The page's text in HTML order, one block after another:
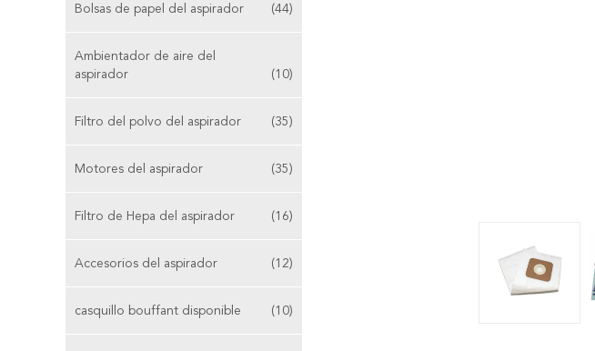
Bolsas de papel del aspirador (44)
Ambientador de aire del
aspirador
(10)
Filtro del polvo del aspirador (35)
Motores del aspirador (35)
Filtro de Hepa del aspirador (16)
Accesorios del aspirador (12)
casquillo bouffant disponible (10)